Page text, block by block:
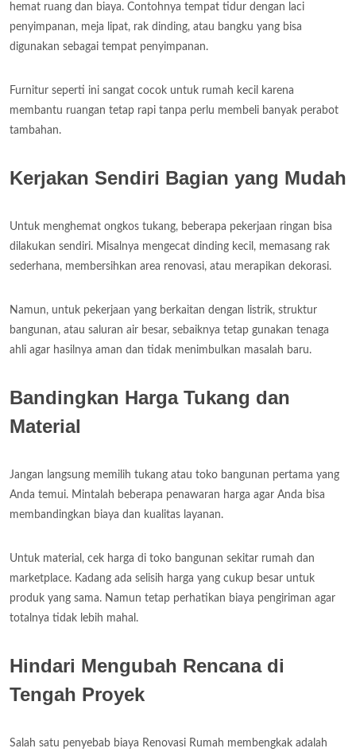
hemat ruang dan biaya. Contohnya tempat tidur dengan laci
penyimpanan, meja lipat, rak dinding, atau bangku yang bisa
digunakan sebagai tempat penyimpanan.
Furnitur seperti ini sangat cocok untuk rumah kecil karena
membantu ruangan tetap rapi tanpa perlu membeli banyak perabot
tambahan.
Kerjakan Sendiri Bagian yang Mudah
Untuk menghemat ongkos tukang, beberapa pekerjaan ringan bisa
dilakukan sendiri. Misalnya mengecat dinding kecil, memasang rak
sederhana, membersihkan area renovasi, atau merapikan dekorasi.
Namun, untuk pekerjaan yang berkaitan dengan listrik, struktur
bangunan, atau saluran air besar, sebaiknya tetap gunakan tenaga
ahli agar hasilnya aman dan tidak menimbulkan masalah baru.
Bandingkan Harga Tukang dan
Material
Jangan langsung memilih tukang atau toko bangunan pertama yang
Anda temui. Mintalah beberapa penawaran harga agar Anda bisa
membandingkan biaya dan kualitas layanan.
Untuk material, cek harga di toko bangunan sekitar rumah dan
marketplace. Kadang ada selisih harga yang cukup besar untuk
produk yang sama. Namun tetap perhatikan biaya pengiriman agar
totalnya tidak lebih mahal.
Hindari Mengubah Rencana di
Tengah Proyek
Salah satu penyebab biaya Renovasi Rumah membengkak adalah